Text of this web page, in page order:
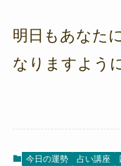
明日もあなた
なりますよう
今日の運勢 占い講座